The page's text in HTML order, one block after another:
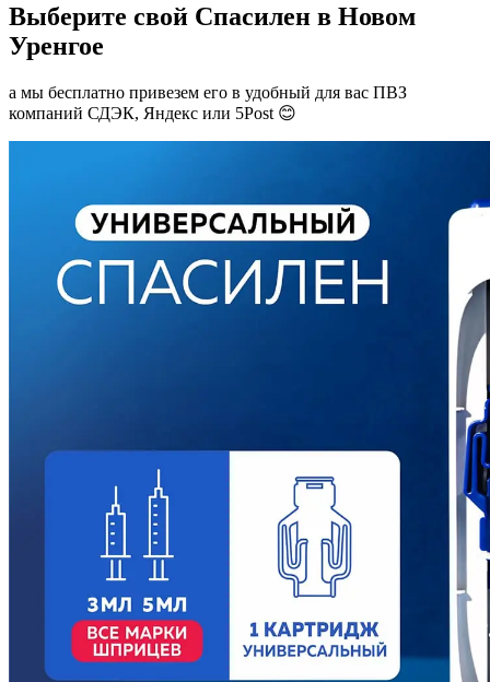
Выберите свой Спасилен в Новом
Уренгое
а мы бесплатно привезем его в удобный для вас ПВЗ
компаний СДЭК, Яндекс или 5Post 😊